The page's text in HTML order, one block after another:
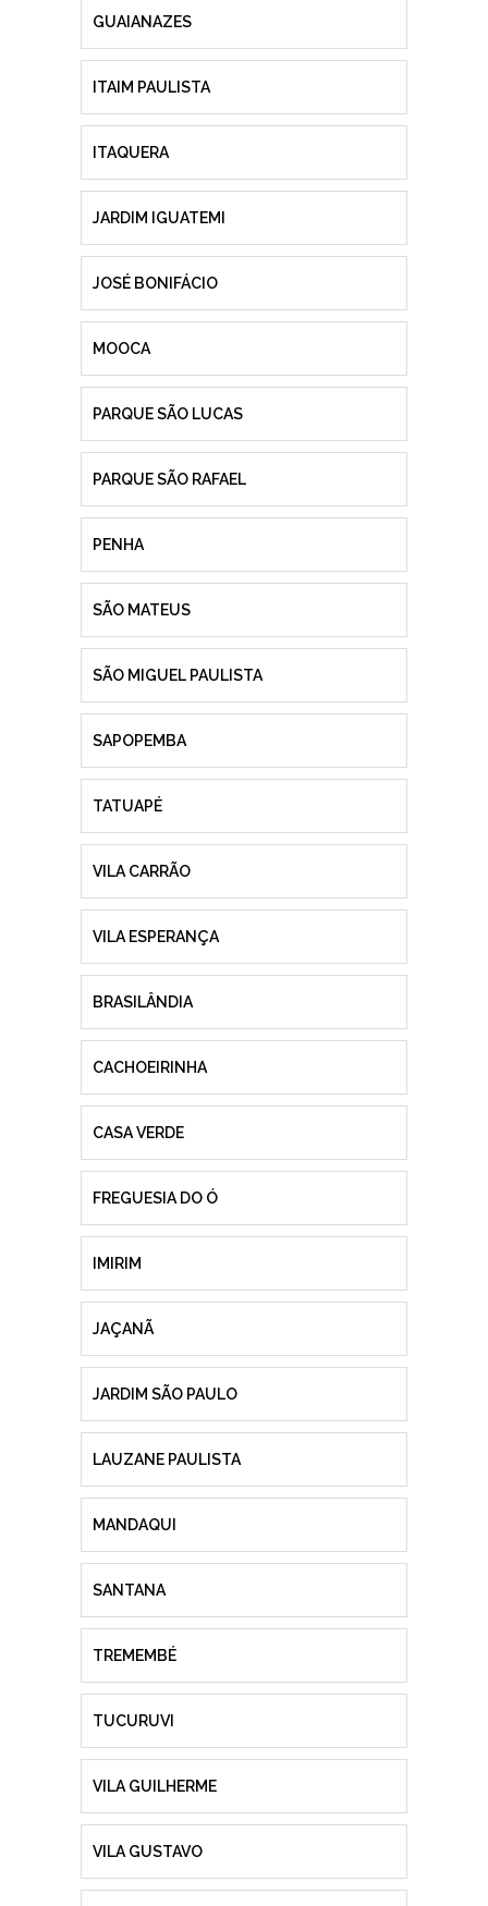
GUAIANAZES
ITAIM PAULISTA
ITAQUERA
JARDIM IGUATEMI
JOSÉ BONIFÁCIO
MOOCA
PARQUE SÃO LUCAS
PARQUE SÃO RAFAEL
PENHA
SÃO MATEUS
SÃO MIGUEL PAULISTA
SAPOPEMBA
TATUAPÉ
VILA CARRÃO
VILA ESPERANÇA
BRASILÂNDIA
CACHOEIRINHA
CASA VERDE
FREGUESIA DO Ó
IMIRIM
JAÇANÃ
JARDIM SÃO PAULO
LAUZANE PAULISTA
MANDAQUI
SANTANA
TREMEMBÉ
TUCURUVI
VILA GUILHERME
VILA GUSTAVO